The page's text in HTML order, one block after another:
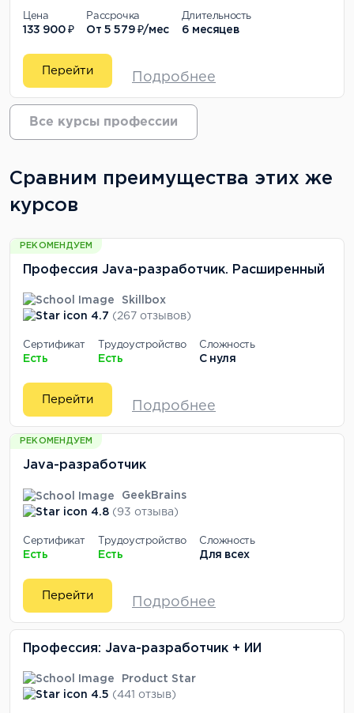
Цена
133 900 ₽
Рассрочка
От 5 579 ₽/мес
Длительность
6 месяцев
Перейти
Подробнее
Все курсы профессии
Сравним преимущества этих же
курсов
РЕКОМЕНДУЕМ
Профессия Java-разработчик. Расширенный
Skillbox
4.7 (267 отзывов)
Сертификат
Есть
Трудоустройство
Есть
Сложность
С нуля
Перейти
Подробнее
РЕКОМЕНДУЕМ
Java-разработчик
GeekBrains
4.8 (93 отзыва)
Сертификат
Есть
Трудоустройство
Есть
Сложность
Для всех
Перейти
Подробнее
Профессия: Java-разработчик + ИИ
Product Star
4.5 (441 отзыв)